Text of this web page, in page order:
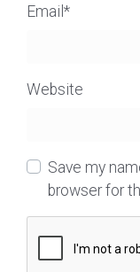
Email *
Website
Save my
browser for